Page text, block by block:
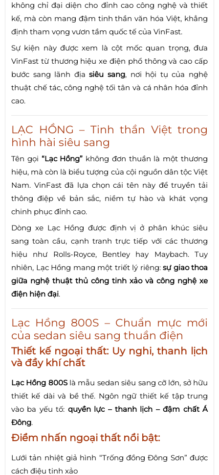
không chỉ đại diện cho đỉnh cao công nghệ và thiết
kế, mà còn mang đậm tinh thần văn hóa Việt, khẳng
định tham vọng vươn tầm quốc tế của VinFast.
Sự kiện này được xem là cột mốc quan trọng, đưa
VinFast từ thương hiệu xe điện phổ thông và cao cấp
bước sang lãnh địasiêu sang, nơi hội tụ của nghệ
thuật chế tác, công nghệ tối tân và cá nhân hóa đỉnh
cao.
LẠC HỒNG – Tinh thần Việt trong
hình hài siêu sang
Tên gọi “Lạc Hồng” không đơn thuần là một thương
hiệu, mà còn là biểu tượng của cội nguồn dân tộc Việt
Nam. VinFast đã lựa chọn cái tên này để truyền tải
thông điệp về bản sắc, niềm tự hào và khát vọng
chinh phục đỉnh cao.
Dòng xe Lạc Hồng được định vị ở phân khúc siêu
sang toàn cầu, cạnh tranh trực tiếp với các thương
hiệu như Rolls-Royce, Bentley hay Maybach. Tuy
nhiên, Lạc Hồng mang một triết lý riêng: sự giao thoa
giữa nghệ thuật thủ công tinh xảo và công nghệ xe
điện hiện đại.
Lạc Hồng 800S – Chuẩn mực mới
của sedan siêu sang thuần điện
Thiết kế ngoại thất: Uy nghi, thanh lịch
và đầy khí chất
Lạc Hồng 800Slà mẫu sedan siêu sang cỡ lớn, sở hữu
thiết kế dài và bề thế. Ngôn ngữ thiết kế tập trung
vào ba yếu tố: quyền lực – thanh lịch – đậm chất Á
Đông.
Điểm nhấn ngoại thất nổi bật:
Lưới tản nhiệt giả hình “Trống đồng Đông Sơn” được
cách điệu tinh xảo